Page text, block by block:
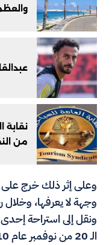
من
وعلى إثر ذلك خرج
وجهة لا يعرفها،
ونقل إلى استراحة
الـ 20 من نوفمبر عام 1910 عن عمر 82 عاما.